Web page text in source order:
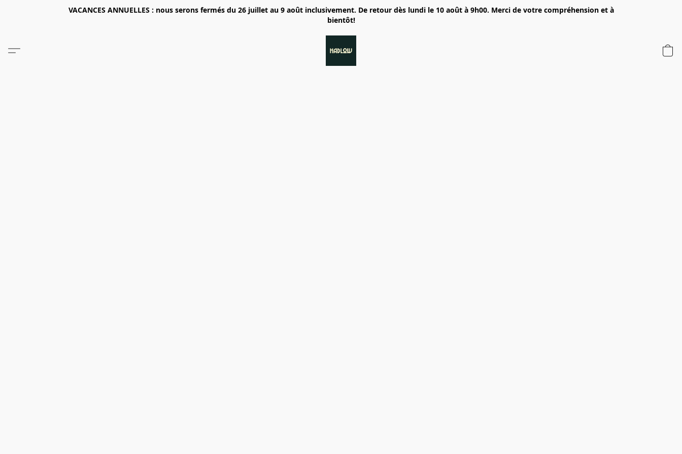
VACANCES ANNUELLES : nous serons fermés du 26 juillet au 9 août inclusivement. De retour dès lundi le 10 août à 9h00. Merci de votre compréhension et à
bientôt!